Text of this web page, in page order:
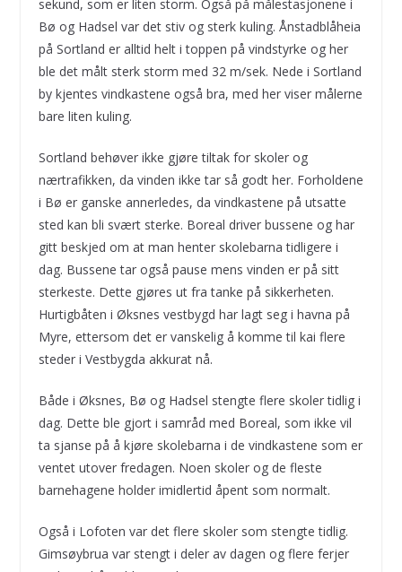
sekund, som er liten storm. Også på målestasjonene i
Bø og Hadsel var det stiv og sterk kuling. Ånstadblåheia
på Sortland er alltid helt i toppen på vindstyrke og her
ble det målt sterk storm med 32 m/sek. Nede i Sortland
by kjentes vindkastene også bra, med her viser målerne
bare liten kuling.
Sortland behøver ikke gjøre tiltak for skoler og
nærtrafikken, da vinden ikke tar så godt her. Forholdene
i Bø er ganske annerledes, da vindkastene på utsatte
sted kan bli svært sterke. Boreal driver bussene og har
gitt beskjed om at man henter skolebarna tidligere i
dag. Bussene tar også pause mens vinden er på sitt
sterkeste. Dette gjøres ut fra tanke på sikkerheten.
Hurtigbåten i Øksnes vestbygd har lagt seg i havna på
Myre, ettersom det er vanskelig å komme til kai flere
steder i Vestbygda akkurat nå.
Både i Øksnes, Bø og Hadsel stengte flere skoler tidlig i
dag. Dette ble gjort i samråd med Boreal, som ikke vil
ta sjanse på å kjøre skolebarna i de vindkastene som er
ventet utover fredagen. Noen skoler og de fleste
barnehagene holder imidlertid åpent som normalt.
Også i Lofoten var det flere skoler som stengte tidlig.
Gimsøybrua var stengt i deler av dagen og flere ferjer